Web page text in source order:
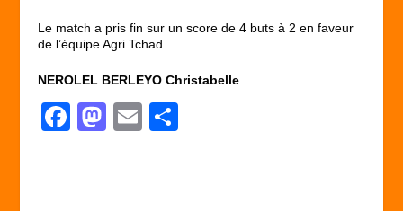
Le match a pris fin sur un score de 4 buts à 2 en faveur
de l’équipe Agri Tchad.
NEROLEL BERLEYO Christabelle
F
M
E